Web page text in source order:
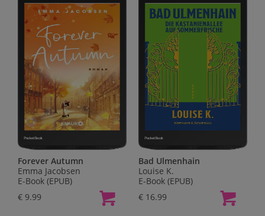
Forever Autumn
Emma Jacobsen
E-Book (EPUB)
€ 9.99
Bad Ulmenhain
Louise K.
E-Book (EPUB)
€ 16.99